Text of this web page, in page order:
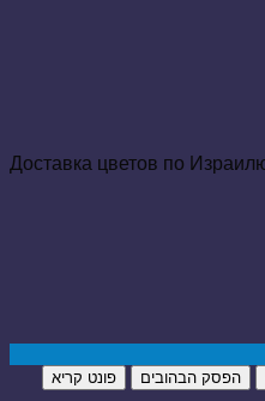
הפסק הבהובים
פונט קריא